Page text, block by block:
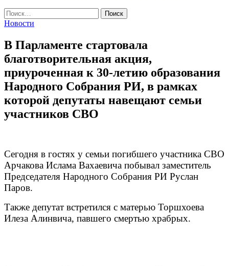
Найти:
Новости
В Парламенте стартовала
благотворительная акция,
приуроченная к 30-летию образования
Народного Собрания РИ, в рамках
которой депутаты навещают семьи
участников СВО
Сегодня в гостях у семьи погибшего участника СВО
Арчакова Ислама Вахаевича побывал заместитель
Председателя Народного Собрания РИ Руслан
Паров.
Также депутат встретился с матерью Торшхоева
Илеза Алинвича, павшего смертью храбрых.